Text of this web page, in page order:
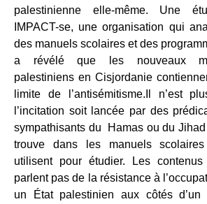
palestinienne elle-même. Une
IMPACT-se, une organisation qui
des manuels scolaires et des
a révélé que les nouveaux
palestiniens en Cisjordanie
limite de l’antisémitisme.Il n’est
l’incitation soit lancée par des
sympathisants du Hamas ou du
trouve dans les manuels
utilisent pour étudier. Les
parlent pas de la résistance à
un État palestinien aux côtés d’un